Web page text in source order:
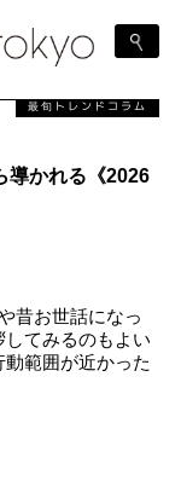
最旬トレンドコラム
導かれる《2026
昔お世話になっ
てみるのもよい
範囲が近かった